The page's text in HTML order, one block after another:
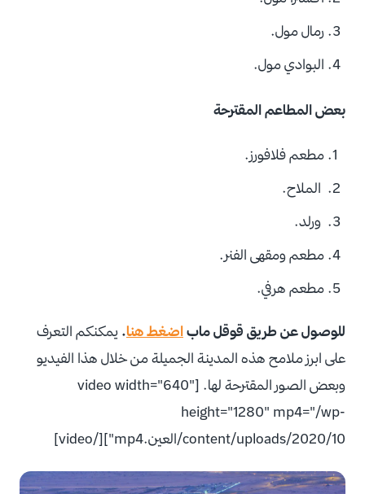
رمال مول.
البوادي مول.
بعض المطاعم المقترحة
مطعم فلافورز.
الملاح.
ورلد.
مطعم ومقهى الفنر.
مطعم هرفي.
للوصول عن طريق قوقل ماباضغط هنا. يمكنكم التعرف
على ابرز ملامح هذه المدينة الجميلة من خلال هذا الفيديو
وبعض الصور المقترحة لها. [video width="640"
height="1280" mp4="/wp-
content/uploads/2020/10/العين.mp4"][/video]